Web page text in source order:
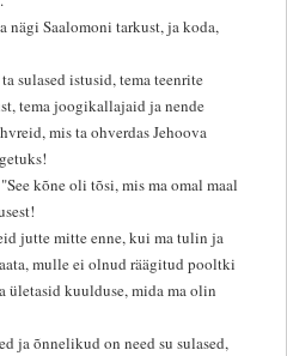
nägi Saalomoni tarkust, ja koda,
sulased istusid, tema teenrite
tema joogikallajaid ja nende
mis ta ohverdas Jehoova
kõne oli tõsi, mis ma omal maal
jutte mitte enne, kui ma tulin ja
mulle ei olnud räägitud pooltki
ületasid kuulduse, mida ma olin
ja õnnelikud on need su sulased,